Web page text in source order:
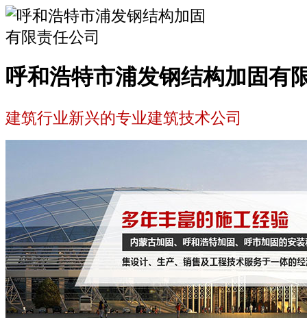
呼和浩特市浦发钢结构加固有
建筑行业新兴的专业建筑技术公司